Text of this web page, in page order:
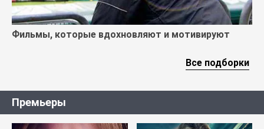
Фильмы, которые вдохновляют и мотивируют
Все подборки
Премьеры